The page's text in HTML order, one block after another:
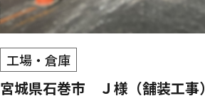
工場・倉庫
宮城県石巻市 Ｊ様（舗装工事）